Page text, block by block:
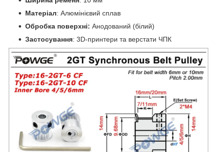
Матеріал: Алюмінієвий сплав
Обробка поверхні: Анодований (білий)
Застосування: 3D-принтери та верстати ЧПК